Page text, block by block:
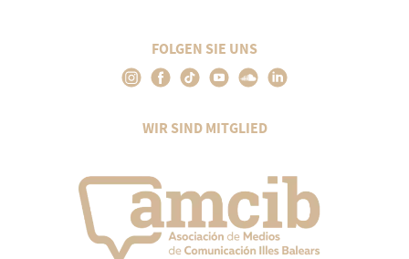
FOLGEN SIE UNS
WIR SIND MITGLIED